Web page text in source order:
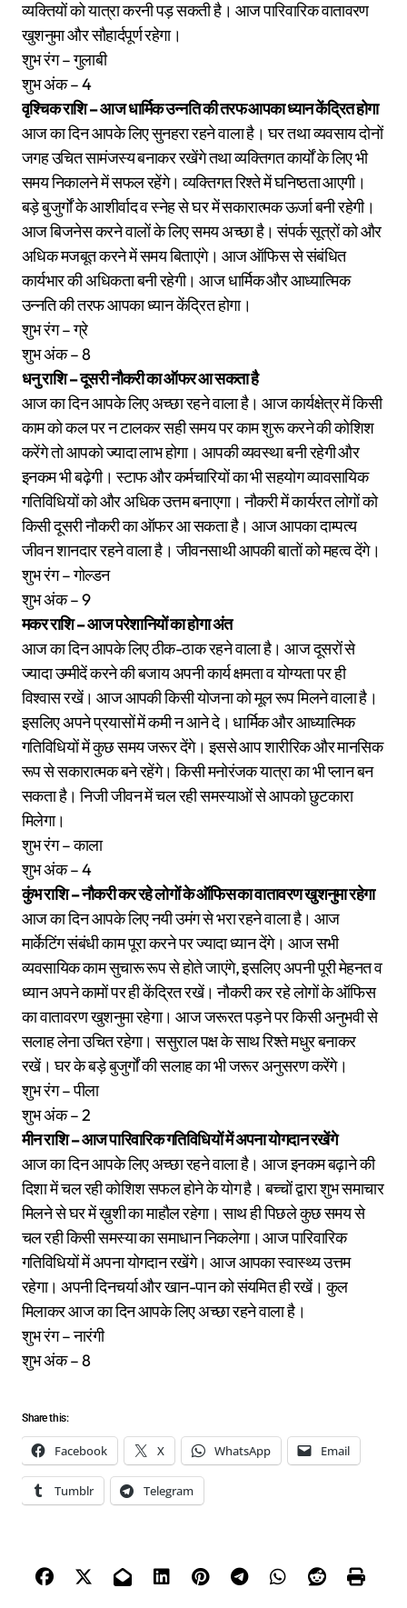
व्यक्तियों को यात्रा करनी पड़ सकती है। आज पारिवारिक वातावरण
खुशनुमा और सौहार्दपूर्ण रहेगा।
शुभ रंग – गुलाबी
शुभ अंक – 4
वृश्चिक राशि – आज धार्मिक उन्नति की तरफ आपका ध्यान केंद्रित होगा
आज का दिन आपके लिए सुनहरा रहने वाला है। घर तथा व्यवसाय दोनों
जगह उचित सामंजस्य बनाकर रखेंगे तथा व्यक्तिगत कार्यों के लिए भी
समय निकालने में सफल रहेंगे। व्यक्तिगत रिश्ते में घनिष्ठता आएगी।
बड़े बुजुर्गों के आशीर्वाद व स्नेह से घर में सकारात्मक ऊर्जा बनी रहेगी।
आज बिजनेस करने वालों के लिए समय अच्छा है। संपर्क सूत्रों को और
अधिक मजबूत करने में समय बिताएंगे। आज ऑफिस से संबंधित
कार्यभार की अधिकता बनी रहेगी। आज धार्मिक और आध्यात्मिक
उन्नति की तरफ आपका ध्यान केंद्रित होगा।
शुभ रंग – ग्रे
शुभ अंक – 8
धनु राशि – दूसरी नौकरी का ऑफर आ सकता है
आज का दिन आपके लिए अच्छा रहने वाला है। आज कार्यक्षेत्र में किसी
काम को कल पर न टालकर सही समय पर काम शुरू करने की कोशिश
करेंगे तो आपको ज्यादा लाभ होगा। आपकी व्यवस्था बनी रहेगी और
इनकम भी बढ़ेगी। स्टाफ और कर्मचारियों का भी सहयोग व्यावसायिक
गतिविधियों को और अधिक उत्तम बनाएगा। नौकरी में कार्यरत लोगों को
किसी दूसरी नौकरी का ऑफर आ सकता है। आज आपका दाम्पत्य
जीवन शानदार रहने वाला है। जीवनसाथी आपकी बातों को महत्व देंगे।
शुभ रंग – गोल्डन
शुभ अंक – 9
मकर राशि – आज परेशानियों का होगा अंत
आज का दिन आपके लिए ठीक-ठाक रहने वाला है। आज दूसरों से
ज्यादा उम्मीदें करने की बजाय अपनी कार्य क्षमता व योग्यता पर ही
विश्वास रखें। आज आपकी किसी योजना को मूल रूप मिलने वाला है।
इसलिए अपने प्रयासों में कमी न आने दे। धार्मिक और आध्यात्मिक
गतिविधियों में कुछ समय जरूर देंगे। इससे आप शारीरिक और मानसिक
रूप से सकारात्मक बने रहेंगे। किसी मनोरंजक यात्रा का भी प्लान बन
सकता है। निजी जीवन में चल रही समस्याओं से आपको छुटकारा
मिलेगा।
शुभ रंग – काला
शुभ अंक – 4
कुंभ राशि – नौकरी कर रहे लोगों के ऑफिस का वातावरण खुशनुमा रहेगा
आज का दिन आपके लिए नयी उमंग से भरा रहने वाला है। आज
मार्केटिंग संबंधी काम पूरा करने पर ज्यादा ध्यान देंगे। आज सभी
व्यवसायिक काम सुचारू रूप से होते जाएंगे, इसलिए अपनी पूरी मेहनत व
ध्यान अपने कामों पर ही केंद्रित रखें। नौकरी कर रहे लोगों के ऑफिस
का वातावरण खुशनुमा रहेगा। आज जरूरत पड़ने पर किसी अनुभवी से
सलाह लेना उचित रहेगा। ससुराल पक्ष के साथ रिश्ते मधुर बनाकर
रखें। घर के बड़े बुजुर्गों की सलाह का भी जरूर अनुसरण करेंगे।
शुभ रंग – पीला
शुभ अंक – 2
मीन राशि – आज पारिवारिक गतिविधियों में अपना योगदान रखेंगे
आज का दिन आपके लिए अच्छा रहने वाला है। आज इनकम बढ़ाने की
दिशा में चल रही कोशिश सफल होने के योग है। बच्चों द्वारा शुभ समाचार
मिलने से घर में ख़ुशी का माहौल रहेगा। साथ ही पिछले कुछ समय से
चल रही किसी समस्या का समाधान निकलेगा। आज पारिवारिक
गतिविधियों में अपना योगदान रखेंगे। आज आपका स्वास्थ्य उत्तम
रहेगा। अपनी दिनचर्या और खान-पान को संयमित ही रखें। कुल
मिलाकर आज का दिन आपके लिए अच्छा रहने वाला है।
शुभ रंग – नारंगी
शुभ अंक – 8
Share this:
Facebook X WhatsApp Email
Tumblr Telegram